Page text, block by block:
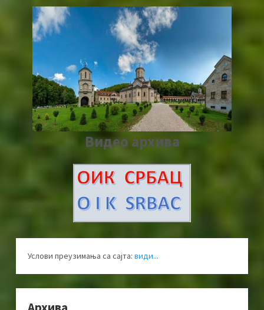
Видео архива
Услови преузимања са сајта: види...